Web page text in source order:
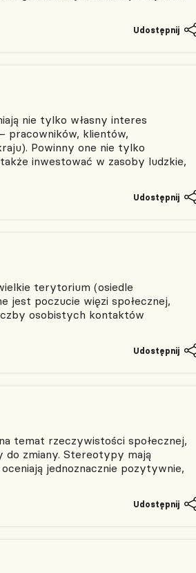
Udostępnij
nie tylko własny interes
pracowników, klientów,
Powinny one nie tylko
inwestować w zasoby ludzkie,
Udostępnij
terytorium (osiedle
jest poczucie więzi społecznej,
osobistych kontaktów
Udostępnij
temat rzeczywistości społecznej,
do zmiany. Stereotypy mają
jednoznacznie pozytywnie,
Udostępnij